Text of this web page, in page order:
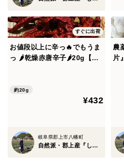
製造日より1年
保存方法
常温
開封後は常温または冷蔵庫で保存
すぐに出荷
お値段以上に辛っ🔥でもうま
っ 🌶️乾燥赤唐辛子🌶20g【岐
約20g
¥432
岐阜県郡上市八幡町
自然派・郡上産『しばの農園』
農
片